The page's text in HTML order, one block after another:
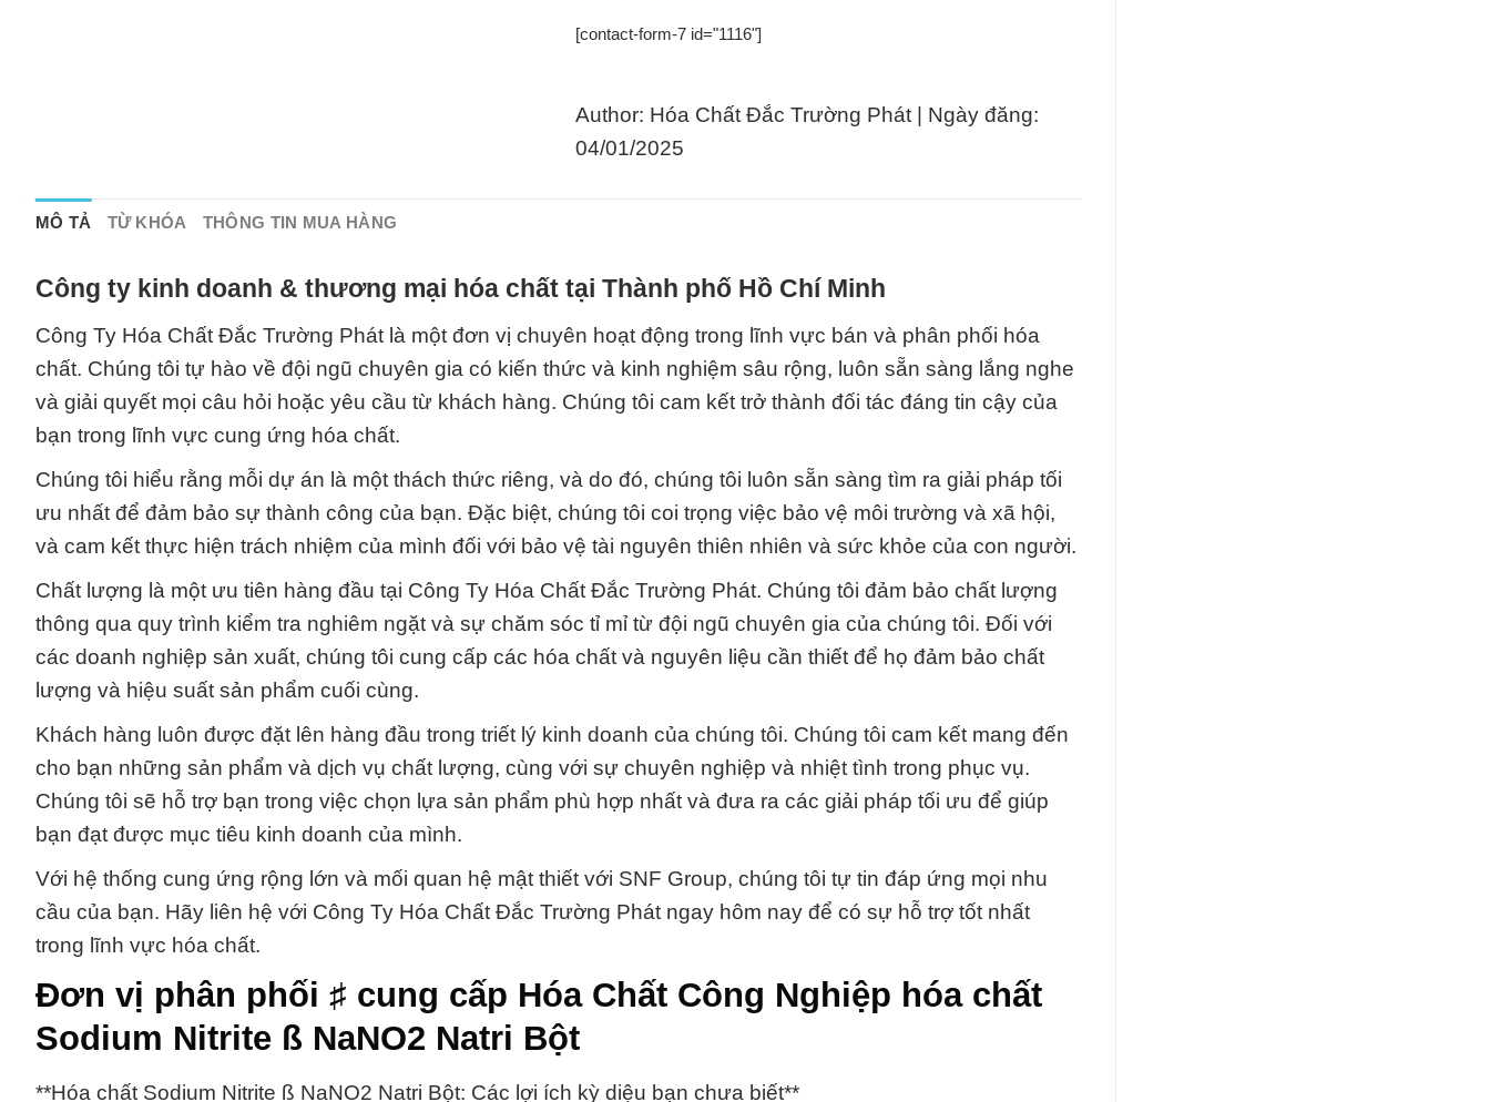
[contact-form-7 id="1116"]
Author: Hóa Chất Đắc Trường Phát | Ngày đăng:
04/01/2025
MÔ TẢ TỪ KHÓA THÔNG TIN MUA HÀNG
Công ty kinh doanh & thương mại hóa chất tại Thành phố Hồ Chí Minh
Công Ty Hóa Chất Đắc Trường Phát là một đơn vị chuyên hoạt động trong lĩnh vực bán và phân phối hóa
chất. Chúng tôi tự hào về đội ngũ chuyên gia có kiến thức và kinh nghiệm sâu rộng, luôn sẵn sàng lắng nghe
và giải quyết mọi câu hỏi hoặc yêu cầu từ khách hàng. Chúng tôi cam kết trở thành đối tác đáng tin cậy của
bạn trong lĩnh vực cung ứng hóa chất.
Chúng tôi hiểu rằng mỗi dự án là một thách thức riêng, và do đó, chúng tôi luôn sẵn sàng tìm ra giải pháp tối
ưu nhất để đảm bảo sự thành công của bạn. Đặc biệt, chúng tôi coi trọng việc bảo vệ môi trường và xã hội,
và cam kết thực hiện trách nhiệm của mình đối với bảo vệ tài nguyên thiên nhiên và sức khỏe của con người.
Chất lượng là một ưu tiên hàng đầu tại Công Ty Hóa Chất Đắc Trường Phát. Chúng tôi đảm bảo chất lượng
thông qua quy trình kiểm tra nghiêm ngặt và sự chăm sóc tỉ mỉ từ đội ngũ chuyên gia của chúng tôi. Đối với
các doanh nghiệp sản xuất, chúng tôi cung cấp các hóa chất và nguyên liệu cần thiết để họ đảm bảo chất
lượng và hiệu suất sản phẩm cuối cùng.
Khách hàng luôn được đặt lên hàng đầu trong triết lý kinh doanh của chúng tôi. Chúng tôi cam kết mang đến
cho bạn những sản phẩm và dịch vụ chất lượng, cùng với sự chuyên nghiệp và nhiệt tình trong phục vụ.
Chúng tôi sẽ hỗ trợ bạn trong việc chọn lựa sản phẩm phù hợp nhất và đưa ra các giải pháp tối ưu để giúp
bạn đạt được mục tiêu kinh doanh của mình.
Với hệ thống cung ứng rộng lớn và mối quan hệ mật thiết với SNF Group, chúng tôi tự tin đáp ứng mọi nhu
cầu của bạn. Hãy liên hệ với Công Ty Hóa Chất Đắc Trường Phát ngay hôm nay để có sự hỗ trợ tốt nhất
trong lĩnh vực hóa chất.
Đơn vị phân phối ♯ cung cấp Hóa Chất Công Nghiệp hóa chất
Sodium Nitrite ß NaNO2 Natri Bột
**Hóa chất Sodium Nitrite ß NaNO2 Natri Bột: Các lợi ích kỳ diệu bạn chưa biết**